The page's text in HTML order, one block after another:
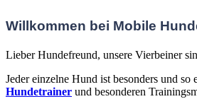
Willkommen bei Mobile
Lieber Hundefreund, unsere Vierbeiner
Jeder einzelne Hund ist besonders und
Hundetrainer und besonderen